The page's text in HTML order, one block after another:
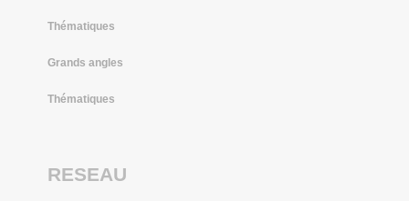
Thématiques
Grands angles
Thématiques
RESEAU